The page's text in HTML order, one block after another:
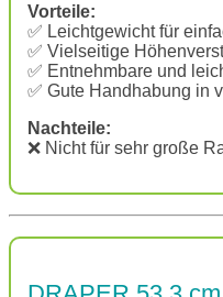
Vorteile:
✅ Leichtgewicht für
✅ Vielseitige
✅ Entnehmbare und
✅ Gute Handhabung in
Nachteile:
❌ Nicht für sehr große